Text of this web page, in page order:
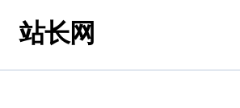
站长网